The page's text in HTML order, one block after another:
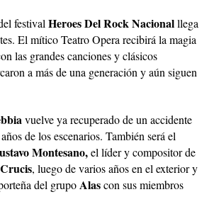
festival Heroes Del Rock Nacionalllega
El mítico Teatro Opera recibirá la magia
las grandes canciones y clásicos
a más de una generación y aún siguen
vuelve ya recuperado de un accidente
de los escenarios. También será el
Montesano,el líder y compositor de
Crucis, luego de varios años en el exterior y
del grupoAlascon sus miembros